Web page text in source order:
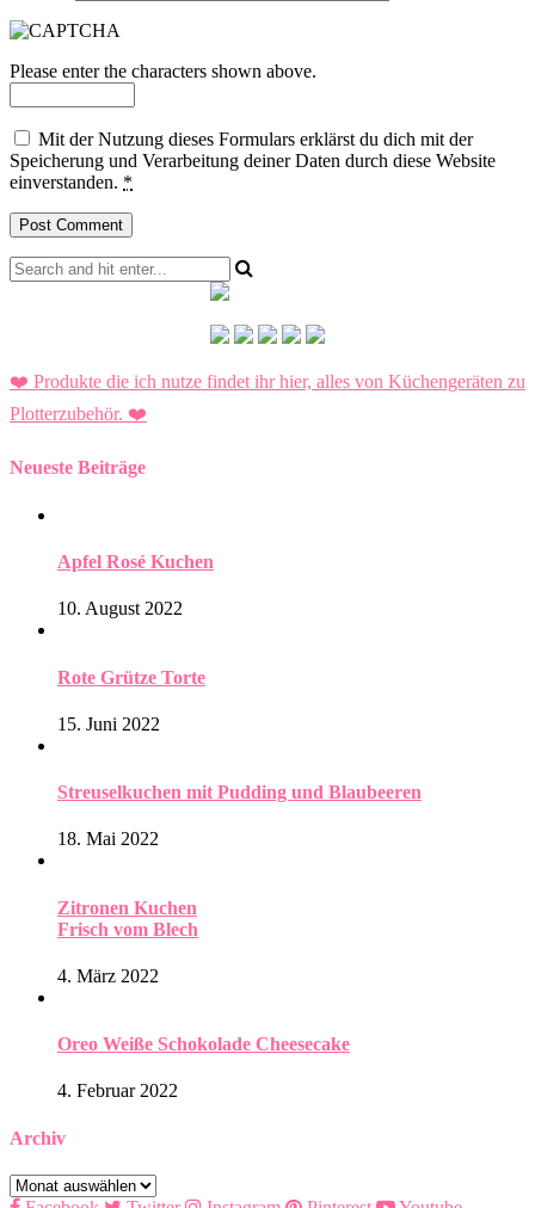
Please enter the characters shown above.
Mit der Nutzung dieses Formulars erklärst du dich mit der
Speicherung und Verarbeitung deiner Daten durch diese Website
einverstanden. *
❤️ Produkte die ich nutze findet ihr hier, alles von Küchengeräten zu
Plotterzubehör. ❤️
Neueste Beiträge
Apfel Rosé Kuchen
10. August 2022
Rote Grütze Torte
15. Juni 2022
Streuselkuchen mit Pudding und Blaubeeren
18. Mai 2022
Zitronen Kuchen
Frisch vom Blech
4. März 2022
Oreo Weiße Schokolade Cheesecake
4. Februar 2022
Archiv
Archiv